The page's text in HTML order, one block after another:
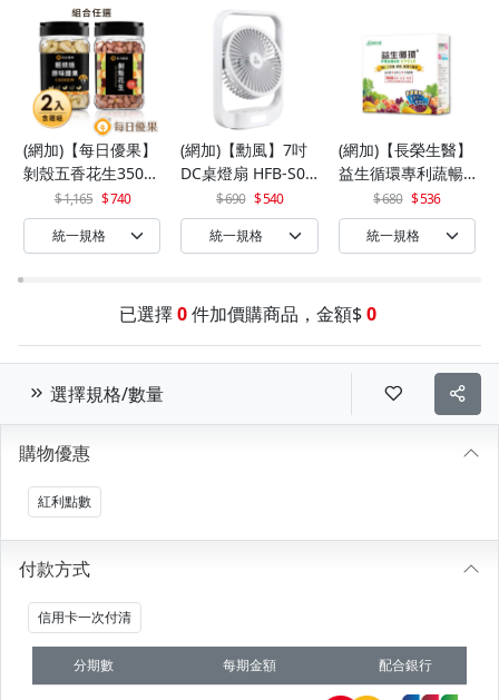
(網加)【每日優果】
剝殼五香花生350G
+罐裝原味烘焙腰果
320G
1,165 740
(網加)【勳風】7吋
DC桌燈扇 HFB-S06
690 540
(網加)【長榮生醫】
益生循環專利蔬暢
配方輕體順暢(30包/
盒)x1
680 536
已選擇 0 件加價購商品，金額$ 0
選擇規格/數量
購物優惠
紅利點數
付款方式
信用卡一次付清
分期數 每期金額 配合銀行